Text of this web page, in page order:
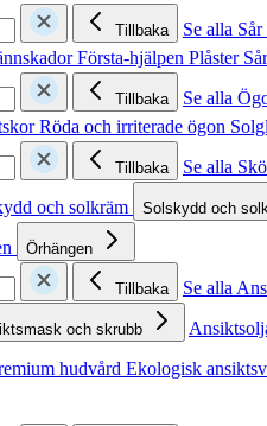
Tillbaka
Se alla Sår
Första-hjälpen Plåster
Tillbaka
Se alla
Röda och irriterade ögon
Tillbaka
Se alla
och solkräm Solskydd och
Örhängen
Tillbaka
Se alla
och skrubb
hudvård Ekologisk